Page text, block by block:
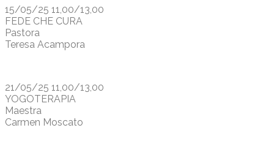
15/05/25 11,00/13,00
FEDE CHE CURA
Pastora
Teresa Acampora
21/05/25 11,00/13,00
YOGOTERAPIA
Maestra
Carmen Moscato